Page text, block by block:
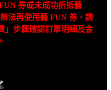
券或未成功折抵藝
法再使用藝 FUN 券，請
」步驟確認訂單明細及金